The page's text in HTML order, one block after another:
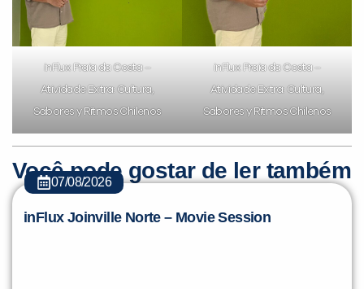
inFlux Praia da Costa –
Atividade Extra: Cultura,
Sabores y Ritmos Chilenos
inFlux Praia da Costa –
Atividade Extra: Cultura,
Sabores y Ritmos Chilenos
Você pode gostar de ler também
07/08/2026
inFlux Joinville Norte – Movie Session